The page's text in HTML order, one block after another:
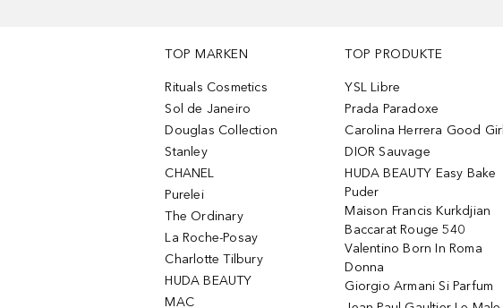
TOP MARKEN
Rituals Cosmetics
Sol de Janeiro
Douglas Collection
Stanley
CHANEL
Purelei
The Ordinary
La Roche-Posay
Charlotte Tilbury
HUDA BEAUTY
MAC
TOP PRODUKTE
YSL Libre
Prada Paradoxe
Carolina Herrera Good Girl
DIOR Sauvage
HUDA BEAUTY Easy Bake
Puder
Maison Francis Kurkdjian
Baccarat Rouge 540
Valentino Born In Roma
Donna
Giorgio Armani Si Parfum